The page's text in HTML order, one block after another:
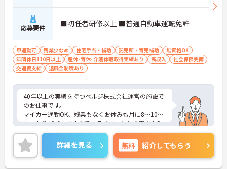
応募要件 ■初任者研修以上 ■普通自動車運転免許
車通勤可 残業少なめ 住宅手当・補助 託児所・育児補助
無資格OK
年間休日110日以上
産休･育休･介護休暇取得実績あり 高収入
社会保険完備
交通費支給
退職金制度あり
40年以上の実績を持つベルジ株式会社運営の施設で
のお仕事です。
マイカー通勤OK、残業もなくお休みも月に8～10日
しっかりございますのでプライベートとの両立も叶
います。
育児休暇取得実績もあり、扶養手当も豊富ですので
お子様がいらっしゃる方にもおすすめです。
ご興味ある方には面接対策ポイントなど、さらに詳
詳細を見る 無料 紹介してもらう